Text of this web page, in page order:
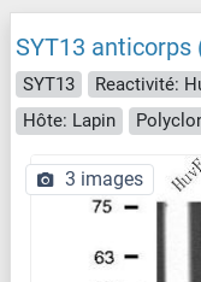
SYT13 anticorps
SYT13 Reactivité:
Hôte: Lapin
3 images